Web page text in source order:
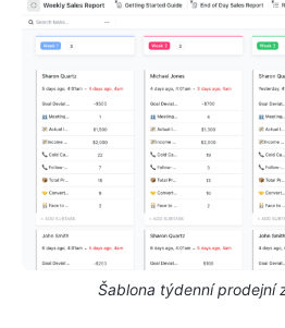
Šablona týdenní prodejní